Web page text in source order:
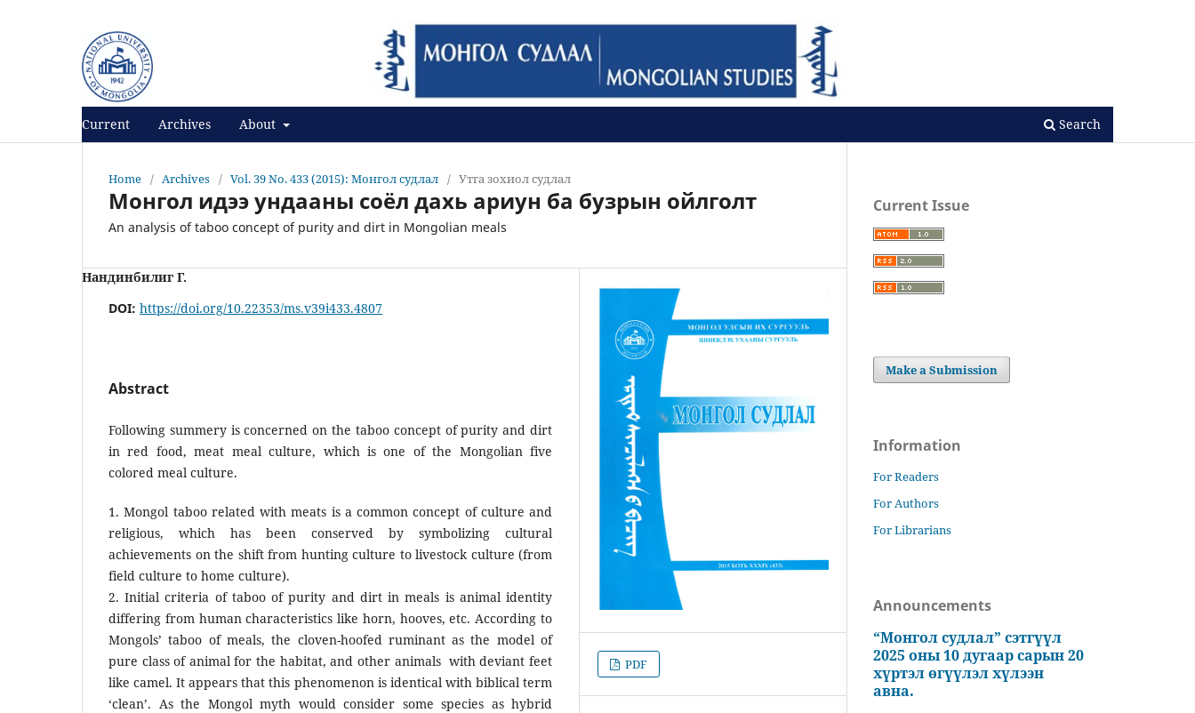
Current Archives About Search
Home / Archives / Vol. 39 No. 433 (2015): Монгол судлал / Утга зохиол судлал
Монгол идээ ундааны соёл дахь ариун ба бузрын ойлголт
An analysis of taboo concept of purity and dirt in Mongolian meals
Нандинбилиг Г.
DOI: https://doi.org/10.22353/ms.v39i433.4807
Abstract
Following summery is concerned on the taboo concept of purity and dirt
in red food, meat meal culture, which is one of the Mongolian five
colored meal culture.
1. Mongol taboo related with meats is a common concept of culture and
religious, which has been conserved by symbolizing cultural
achievements on the shift from hunting culture to livestock culture (from
field culture to home culture).
2. Initial criteria of taboo of purity and dirt in meals is animal identity
differing from human characteristics like horn, hooves, etc. According to
Mongols’ taboo of meals, the cloven-hoofed ruminant as the model of
pure class of animal for the habitat, and other animals with deviant feet
like camel. It appears that this phenomenon is identical with biblical term
‘clean’. As the Mongol myth would consider some species as hybrid
PDF
Current Issue
Make a Submission
Information
For Readers
For Authors
For Librarians
Announcements
“Монгол судлал” сэтгүүл
2025 оны 10 дугаар сарын 20
хүртэл өгүүлэл хүлээн
авна.